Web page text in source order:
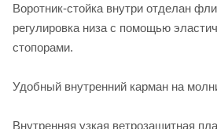
Воротник-стойка внутри отделан
регулировка низа с помощью
стопорами.
Удобный внутренний карман на
Внутренняя узкая ветрозащитная